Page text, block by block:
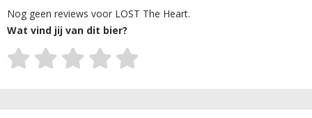
Nog geen reviews voor LOST The Heart.
Wat vind jij van dit bier?